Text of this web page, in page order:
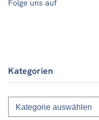
Folge uns auf
Kategorien
Kategorien